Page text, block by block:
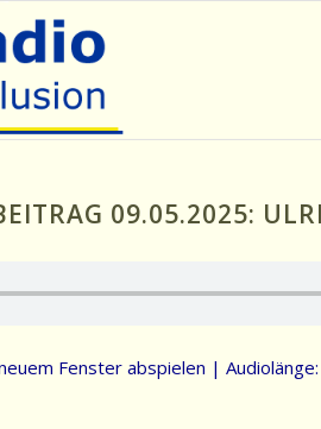
09.05.2025:
Fenster abspielen |